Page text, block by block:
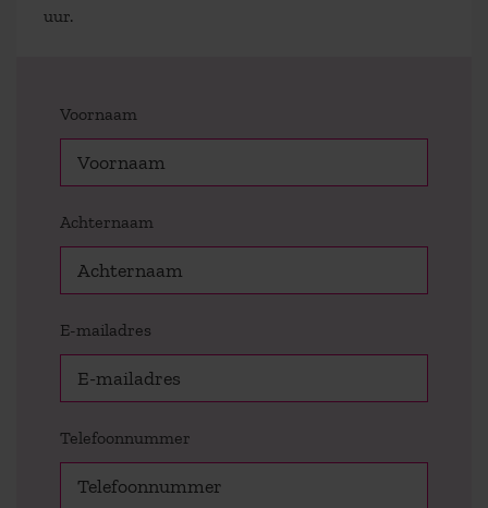
uur.
Voornaam
Achternaam
E-mailadres
Telefoonnummer